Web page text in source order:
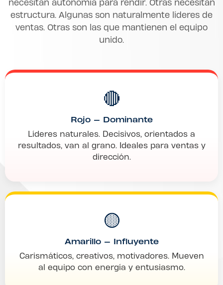
necesitan autonomía para rendir. Otras necesitan
estructura. Algunas son naturalmente líderes de
ventas. Otras son las que mantienen el equipo
unido.
🔴
Rojo — Dominante
Líderes naturales. Decisivos, orientados a
resultados, van al grano. Ideales para ventas y
dirección.
🟡
Amarillo — Influyente
Carismáticos, creativos, motivadores. Mueven
al equipo con energía y entusiasmo.